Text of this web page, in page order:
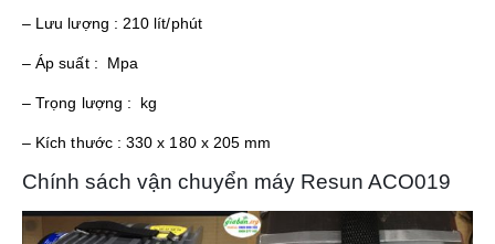
– Lưu lượng : 210 lít/phút
– Áp suất : Mpa
– Trọng lượng : kg
– Kích thước : 330 x 180 x 205 mm
Chính sách vận chuyển máy Resun ACO019